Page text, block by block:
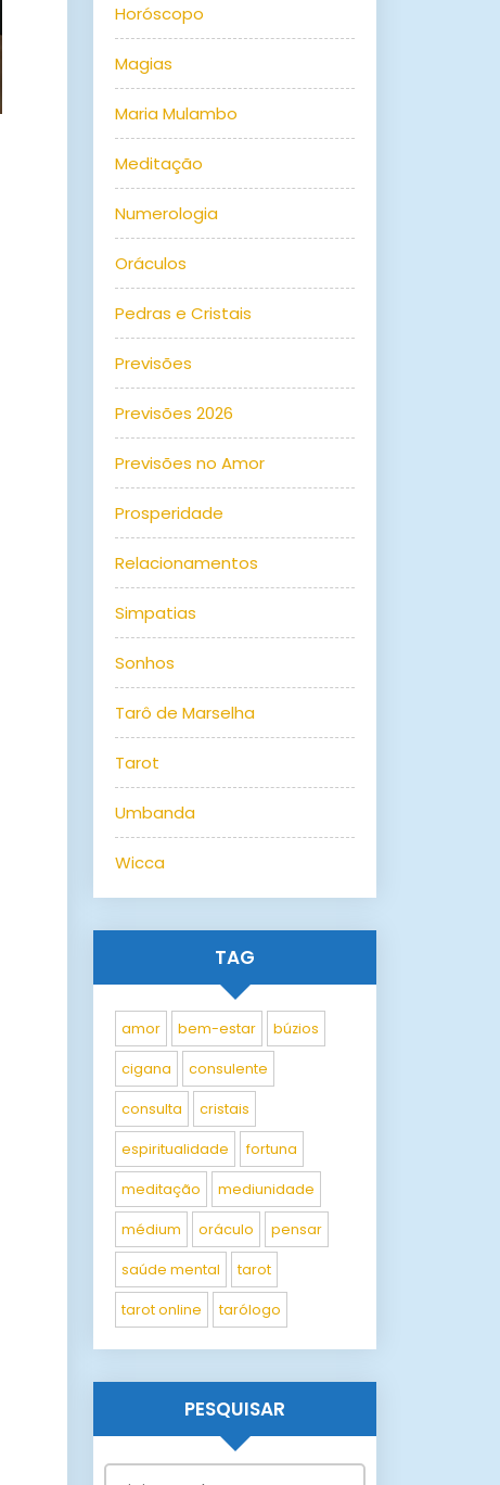
Horóscopo
Magias
Maria Mulambo
Meditação
Numerologia
Oráculos
Pedras e Cristais
Previsões
Previsões 2026
Previsões no Amor
Prosperidade
Relacionamentos
Simpatias
Sonhos
Tarô de Marselha
Tarot
Umbanda
Wicca
TAG
amor bem-estar búzios
cigana consulente
consulta cristais
espiritualidade fortuna
meditação mediunidade
médium oráculo pensar
saúde mental tarot
tarot online tarólogo
PESQUISAR